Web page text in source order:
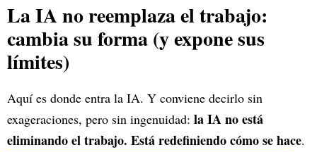
La IA no reemplaza el trabajo:
cambia su forma (y expone sus
límites)
Aquí es donde entra la IA. Y conviene decirlo sin
exageraciones, pero sin ingenuidad: la IA no está
eliminando el trabajo. Está redefiniendo cómo se hace.